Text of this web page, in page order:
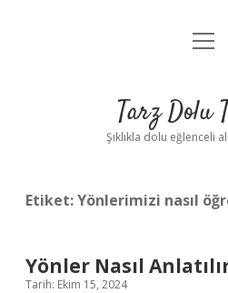
Anasayfa
Yasal
Tarz Dolu
Şıklıkla dolu eğlenceli
Etiket:Yönlerimizi nasıl
Yönler Nasıl
Tarih: Ekim 15, 2024